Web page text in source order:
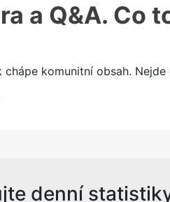
a Q&A. Co
komunitní obsah.
denní